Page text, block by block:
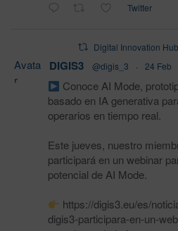
Twitter
Digital Innovation
Avata
r
DIGIS3 @digis_3 · 24 Feb
Conoce AI Mode,
basado en IA generativa
operarios en tiempo real.
Este jueves, nuestro
participará en un webinar
potencial de AI Mode.
https://digis3.eu/es/
digis3-participara-en-un-